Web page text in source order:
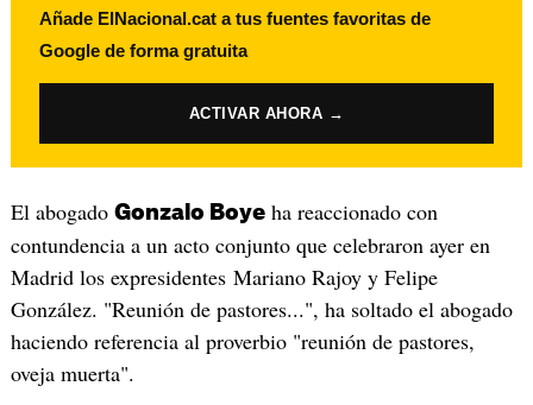
Añade ElNacional.cat a tus fuentes favoritas de
Google de forma gratuita
ACTIVAR AHORA →
El abogado Gonzalo Boyeha reaccionado con
contundencia a un acto conjunto que celebraron ayer en
Madrid los expresidentes Mariano Rajoy y Felipe
González. "Reunión de pastores...", ha soltado el abogado
haciendo referencia al proverbio "reunión de pastores,
oveja muerta".